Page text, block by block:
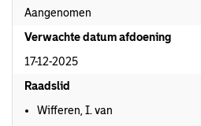
Aangenomen
Verwachte datum afdoening
17-12-2025
Raadslid
Wifferen, I. van